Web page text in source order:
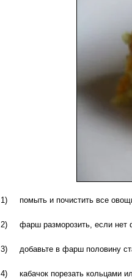
1) помыть и почистить все
2) фарш разморозить, если нет
3) добавьте в фарш половину
4) кабачок порезать кольцами